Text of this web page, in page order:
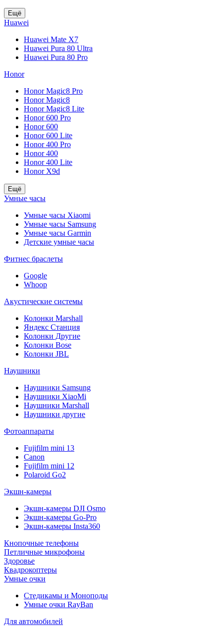
Ещё
Huawei
Huawei Mate X7
Huawei Pura 80 Ultra
Huawei Pura 80 Pro
Honor
Honor Magic8 Pro
Honor Magic8
Honor Magic8 Lite
Honor 600 Pro
Honor 600
Honor 600 Lite
Honor 400 Pro
Honor 400
Honor 400 Lite
Honor X9d
Ещё
Умные часы
Умные часы Xiaomi
Умные часы Samsung
Умные часы Garmin
Детские умные часы
Фитнес браслеты
Google
Whoop
Акустические системы
Колонки Marshall
Яндекс Станция
Колонки Другие
Колонки Bose
Колонки JBL
Наушники
Наушники Samsung
Наушники XiaoMi
Наушники Marshall
Наушники другие
Фотоаппараты
Fujifilm mini 13
Canon
Fujifilm mini 12
Polaroid Go2
Экшн-камеры
Экшн-камеры DJI Osmo
Экшн-камеры Go-Pro
Экшн-камеры Insta360
Кнопочные телефоны
Петличные микрофоны
Здоровье
Квадрокоптеры
Умные очки
Стедикамы и Моноподы
Умные очки RayBan
Для автомобилей